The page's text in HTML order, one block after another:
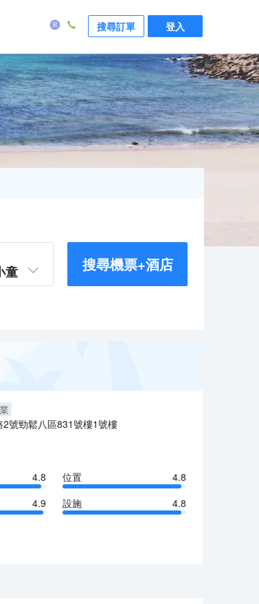
搜尋訂單 登入
童 搜尋機票+酒店
號勁鬆八區831號樓1號樓
4.8 位置
4.8
4.9 設施 4.8